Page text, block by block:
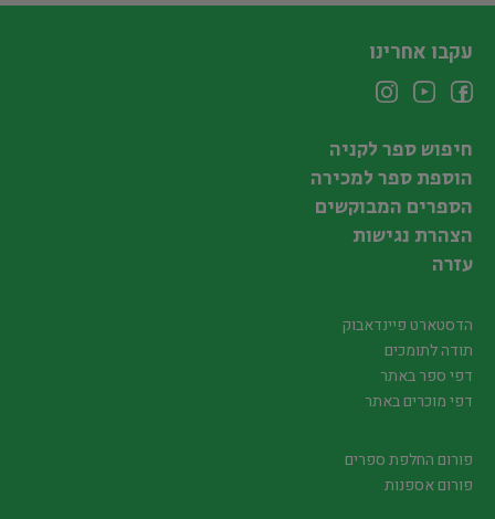
עקבו אחרינו
חיפוש ספר לקניה
הוספת ספר למכירה
הספרים המבוקשים
הצהרת נגישות
עזרה
הדסטארט פיינדאבוק
תודה לתומכים
דפי ספר באתר
דפי מוכרים באתר
פורום החלפת ספרים
פורום אספנות